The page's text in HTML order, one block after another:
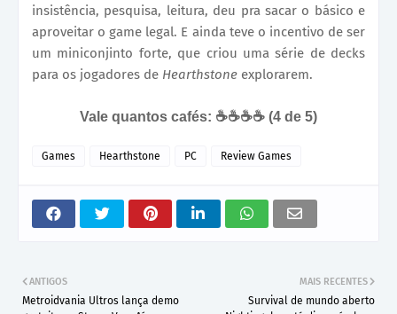
insistência, pesquisa, leitura, deu pra sacar o básico e
aproveitar o game legal. E ainda teve o incentivo de ser
um miniconjinto forte, que criou uma série de decks
para os jogadores de Hearthstone explorarem.
Vale quantos cafés: ☕☕☕☕ (4 de 5)
Games Hearthstone PC Review Games
MAIS RECENTES
Survival de mundo aberto
ANTIGOS
Metroidvania Ultros lança demo